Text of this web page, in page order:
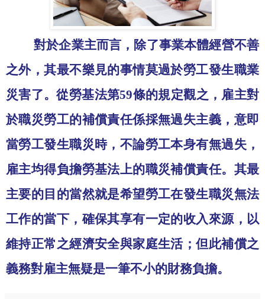
對於企業主而言，除了事業本體經營不善
之外，其最不樂見的事情莫過於勞工發生職業
災害了。從勞基法第59條的規定觀之，雇主對
於職災勞工的補償責任係採無過失主義，意即
當勞工發生職災時，不論勞工本身有無過失，
雇主均得負擔勞基法上的職災補償責任。其最
主要的目的當然就是希望勞工在發生職災無法
工作的當下，確保其享有一定的收入來源，以
維持正常之經濟安全與家庭生活；但此補償之
義務對雇主無疑是一筆不小的財務負擔。